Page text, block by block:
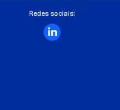
Redes sociais: